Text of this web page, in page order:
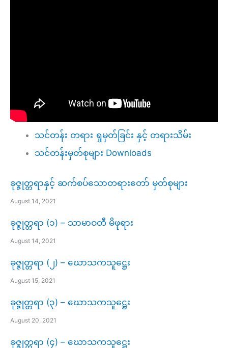
သင်တန်း တရား ရှုမှတ်ခြင်း နှင့် တရားသိမ်း
သင်တန်းမှတ်စုများ Downloads
ခုဇ္ဇုတ္တရာနှင့် ဆက်စပ်သောတရားတော် မှတ်စုများ
August 14, 2021
ခုဇ္ဇုတ္တရာ (၁) – သာမာဝတီ မိဖုရား
August 14, 2021
ခုဇ္ဇုတ္တရာ (၂) – ဃောသကသူဋ္ဌေး
August 15, 2021
ခုဇ္ဇုတ္တရာ (၃) – ဃောသကသူဋ္ဌေး
August 20, 2021
ခုဇ္ဇုတ္တရာ (၄) – ဃောသကသူဋ္ဌေး